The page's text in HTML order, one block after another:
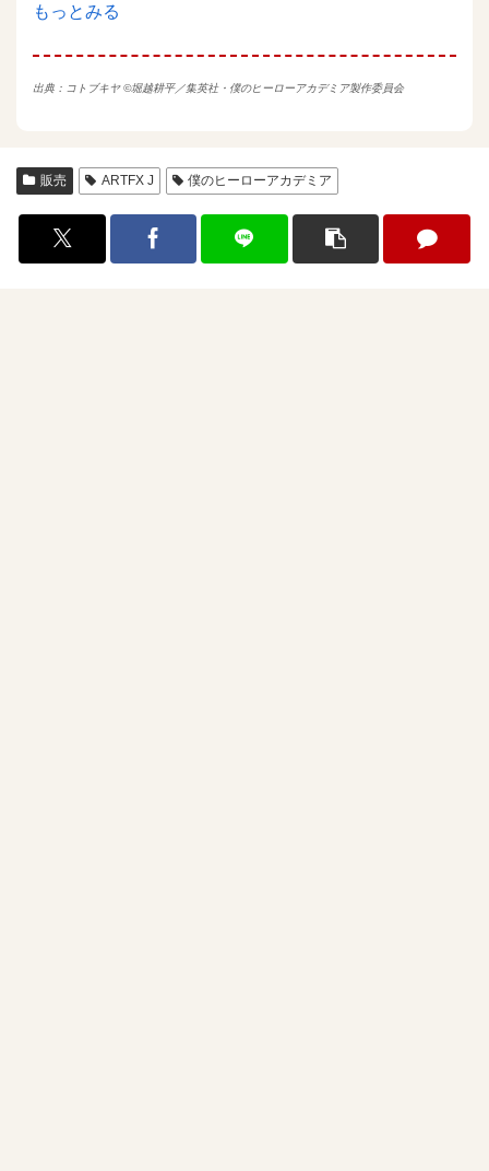
もっとみる
出典： コトブキヤ©堀越耕平／集英社・僕のヒーローアカデミア製作委員会
販売 ARTFX J 僕のヒーローアカデミア